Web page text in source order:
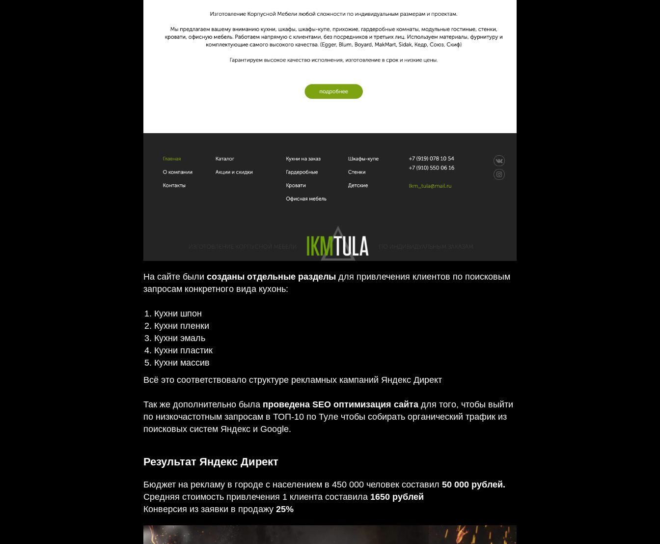
На сайте были созданы отдельные разделы для привлечения клиентов по поисковым
запросам конкретного вида кухонь:
Кухни шпон
Кухни пленки
Кухни эмаль
Кухни пластик
Кухни массив
Всё это соответствовало структуре рекламных кампаний Яндекс Директ
Так же дополнительно была проведена SEO оптимизация сайта для того, чтобы выйти
по низкочастотным запросам в ТОП-10 по Туле чтобы собирать органический трафик из
поисковых систем Яндекс и Google.
Результат Яндекс Директ
Бюджет на рекламу в городе с населением в 450 000 человек составил 50 000 рублей.
Средняя стоимость привлечения 1 клиента составила 1650 рублей
Конверсия из заявки в продажу 25%